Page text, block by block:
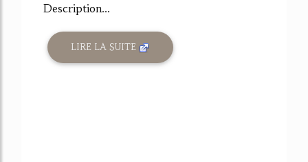
Description...
LIRE LA SUITE